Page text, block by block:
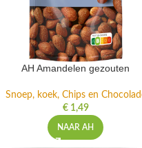
Snoep, koek, Chips en Chocolade
€ 1,49
NAAR AH